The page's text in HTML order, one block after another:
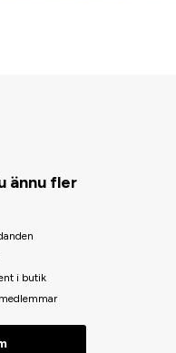
ännu fler
i butik